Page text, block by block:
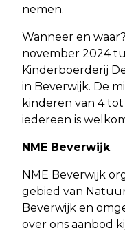
nemen.
Wanneer en
november 2024
Kinderboerderij
in Beverwijk. De
kinderen van 4 tot
iedereen is
NME Beverwijk
NME Beverwijk
gebied van
Beverwijk en
over ons aanbod